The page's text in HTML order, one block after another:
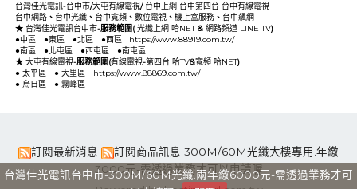
台灣佳光電訊-台中市/大屯有線電視/ 台中上網 台中第四台 台中有線電視
台中網路、 台中光纖、 台中寬頻、 數位電視、 機上盒服務、 台中飆網
★ 台灣佳光電訊台中市-服務範圍(光纖上網 哈NET& 網路頻道 LINE TV)
●中區 ●東區 ●北區 ●西區
https://www.88919.com.tw/
●南區 ●北屯區 ●西屯區 ●南屯區
★ 大屯有線電視-服務範圍(有線電視-第四台 哈TV&寬頻 哈NET)
● 太平區 ● 大里區
https://www.88869.com.tw/
● 烏日區 ● 霧峰區
訂閱最新消息 訂閱商品訊息 300M/60M光纖大樓專用.年繳
3000元-需透過業務才可以申請喔
台灣佳光電訊台中市-300M/60M光纖.兩年繳6000元-需透過業務才可